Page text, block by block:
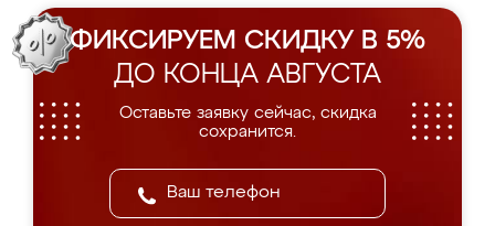
ФИКСИРУЕМ СКИДКУ В 5%
ДО КОНЦА АВГУСТА
Оставьте заявку сейчас, скидка
сохранится.